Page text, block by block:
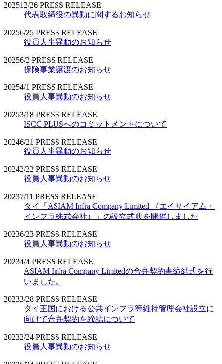
202512/26 PRESS RELEASE
代表取締役の異動に関するお知らせ
20256/25 PRESS RELEASE
役員人事異動のお知らせ
20256/2 PRESS RELEASE
保険事業譲渡のお知らせ
20254/1 PRESS RELEASE
役員人事異動のお知らせ
20253/18 PRESS RELEASE
ISCC PLUSへのコミットメントについて
20246/21 PRESS RELEASE
役員人事異動のお知らせ
20242/22 PRESS RELEASE
役員人事異動のお知らせ
20237/11 PRESS RELEASE
タイ「ASIAM Infra Company Limited （エイサイアム・
インフラ株式会社）」の設立式典を開催しました
20236/23 PRESS RELEASE
役員人事異動のお知らせ
20234/4 PRESS RELEASE
ASIAM Infra Company Limitedの合弁契約書締結式を行
いました。
20233/28 PRESS RELEASE
タイ王国における公共インフラ等維持管理会社設立に
向けて合弁契約を締結について
20232/24 PRESS RELEASE
役員人事異動のお知らせ